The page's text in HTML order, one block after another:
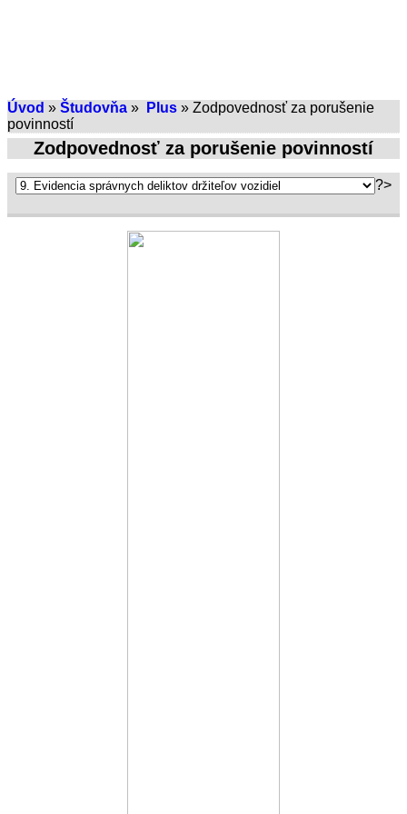
Úvod » Študovňa » Plus » Zodpovednosť za porušenie
povinností
Zodpovednosť za porušenie povinností
?>